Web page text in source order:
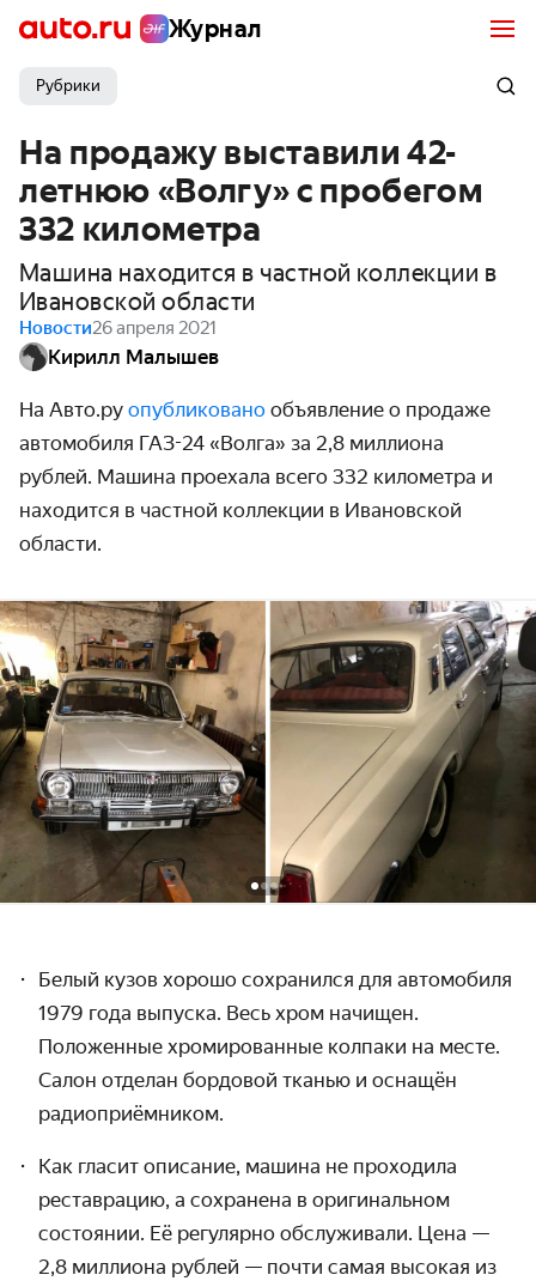
Журнал
Рубрики
На продажу выставили 42-
летнюю «Волгу» с пробегом
332 километра
Машина находится в частной коллекции в
Ивановской области
Новости26 апреля 2021
Кирилл Малышев
На Авто.ру опубликовано объявление о продаже
автомобиля ГАЗ-24 «Волга» за 2,8 миллиона
рублей. Машина проехала всего 332 километра и
находится в частной коллекции в Ивановской
области.
Белый кузов хорошо сохранился для автомобиля
1979 года выпуска. Весь хром начищен.
Положенные хромированные колпаки на месте.
Салон отделан бордовой тканью и оснащён
радиоприёмником.
Как гласит описание, машина не проходила
реставрацию, а сохранена в оригинальном
состоянии. Её регулярно обслуживали. Цена —
2,8 миллиона рублей — почти самая высокая из